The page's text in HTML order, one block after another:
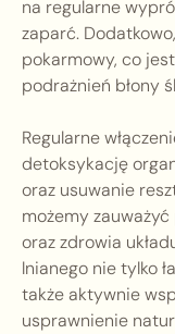
na regularne
zaparć.
pokarmowy, co
podrażnień błony
Regularne
detoksykację
oraz usuwanie
możemy
oraz zdrowia
lnianego nie tylko
także aktywnie
usprawnienie